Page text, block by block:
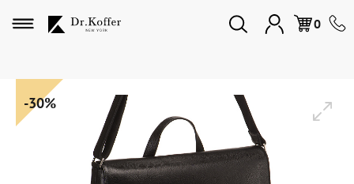
0
Избранное
Дорожная коллекция
Мужская коллекция
-30%